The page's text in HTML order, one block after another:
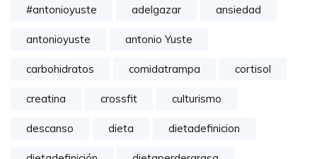
#antonioyuste adelgazar ansiedad
antonioyuste antonio Yuste
carbohidratos comidatrampa cortisol
creatina crossfit culturismo
descanso dieta dietadefinicion